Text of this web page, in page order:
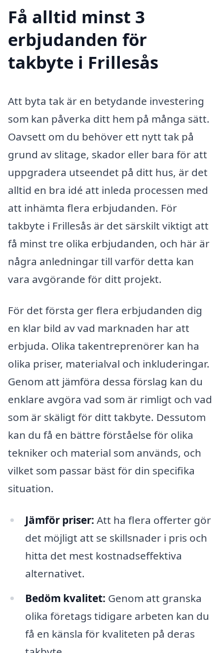
Få alltid minst 3
erbjudanden för
takbyte i Frillesås
Att byta tak är en betydande investering
som kan påverka ditt hem på många sätt.
Oavsett om du behöver ett nytt tak på
grund av slitage, skador eller bara för att
uppgradera utseendet på ditt hus, är det
alltid en bra idé att inleda processen med
att inhämta flera erbjudanden. För
takbyte i Frillesås är det särskilt viktigt att
få minst tre olika erbjudanden, och här är
några anledningar till varför detta kan
vara avgörande för ditt projekt.
För det första ger flera erbjudanden dig
en klar bild av vad marknaden har att
erbjuda. Olika takentreprenörer kan ha
olika priser, materialval och inkluderingar.
Genom att jämföra dessa förslag kan du
enklare avgöra vad som är rimligt och vad
som är skäligt för ditt takbyte. Dessutom
kan du få en bättre förståelse för olika
tekniker och material som används, och
vilket som passar bäst för din specifika
situation.
Jämför priser: Att ha flera offerter gör
det möjligt att se skillsnader i pris och
hitta det mest kostnadseffektiva
alternativet.
Bedöm kvalitet: Genom att granska
olika företags tidigare arbeten kan du
få en känsla för kvaliteten på deras